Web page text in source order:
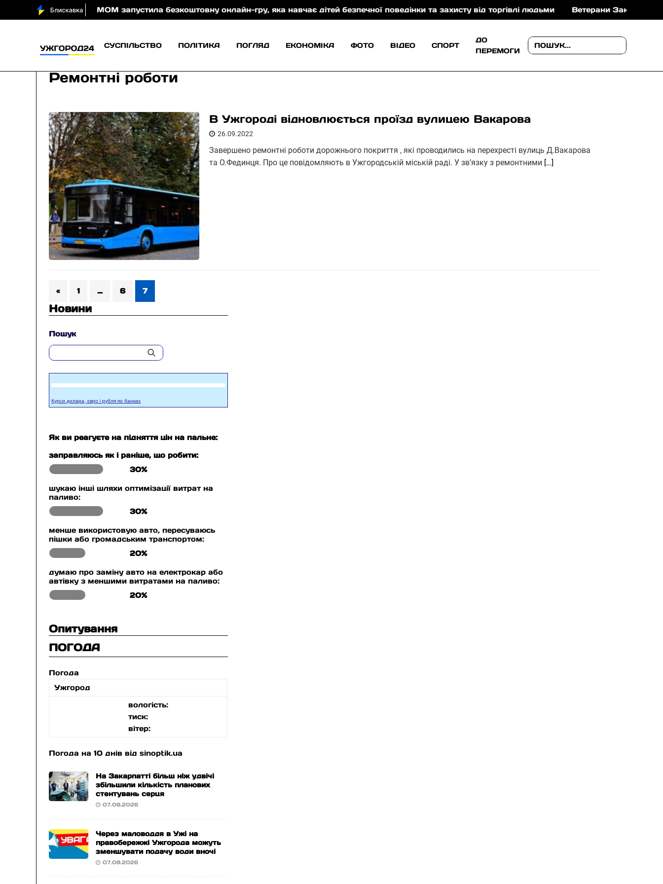
вночі МОМ запустила безкоштовну онлайн-гру, яка навчає дітей безпечної поведінки та захисту від торгівлі людьми Ветерани Закарпаття можуть
СУСПІЛЬСТВО ПОЛІТИКА ПОГЛЯД ЕКОНОМІКА ФОТО ВІДЕО СПОРТ
ДО
ПЕРЕМОГИ
Ремонтні роботи
В Ужгороді відновлюється проїзд вулицею Вакарова
26.09.2022
Завершено ремонтні роботи дорожнього покриття , які проводились на перехресті вулиць Д.Вакарова
та О.Фединця. Про це повідомляють в Ужгородській міській раді. У зв’язку з ремонтними […]
« 1 … 6 7
Новини
Пошук
Курси долара, євро і рубля по банках
Як ви реагуєте на підняття цін на пальне:
заправляюсь як і раніше, що робити:
30%
шукаю інші шляхи оптимізації витрат на
паливо:
30%
менше використовую авто, пересуваюсь
пішки або громадським транспортом:
20%
думаю про заміну авто на електрокар або
автівку з меншими витратами на паливо:
20%
Опитування
ПОГОДА
Погода
Ужгород
вологість:
тиск:
вітер:
Погода на 10 днів відsinoptik.ua
На Закарпатті більш ніж удвічі
збільшили кількість планових
стентувань серця
07.08.2026
Через маловоддя в Ужі на
правобережжі Ужгорода можуть
зменшувати подачу води вночі
07.08.2026